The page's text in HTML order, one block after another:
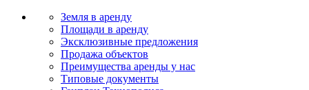
Земля в аренду
Площади в аренду
Эксклюзивные предложения
Продажа объектов
Преимущества аренды у нас
Типовые документы